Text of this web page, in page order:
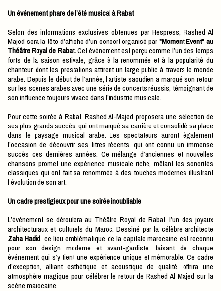
Un événement phare de l’été musical à Rabat
Selon des informations exclusives obtenues par Hespress, Rashed Al
Majed sera la tête d’affiche d’un concert organisé par"Moment Event" au
Théâtre Royal de Rabat.Cet événement est perçu comme l’un des temps
forts de la saison estivale, grâce à la renommée et à la popularité du
chanteur, dont les prestations attirent un large public à travers le monde
arabe. Depuis le début de l’année, l’artiste saoudien a marqué son retour
sur les scènes arabes avec une série de concerts réussis, témoignant de
son influence toujours vivace dans l’industrie musicale.
Pour cette soirée à Rabat, Rashed Al-Majed proposera une sélection de
ses plus grands succès, qui ont marqué sa carrière et consolidé sa place
dans le paysage musical arabe. Les spectateurs auront également
l’occasion de découvrir ses titres récents, qui ont connu un immense
succès ces dernières années. Ce mélange d’anciennes et nouvelles
chansons promet une expérience musicale riche, mêlant les sonorités
classiques qui ont fait sa renommée à des touches modernes illustrant
l’évolution de son art.
Un cadre prestigieux pour une soirée inoubliable
L’événement se déroulera au Théâtre Royal de Rabat, l’un des joyaux
architecturaux et culturels du Maroc. Dessiné par la célèbre architecte
Zaha Hadid, ce lieu emblématique de la capitale marocaine est reconnu
pour son design moderne et avant-gardiste, faisant de chaque
événement qui s’y tient une expérience unique et mémorable. Ce cadre
d’exception, alliant esthétique et acoustique de qualité, offrira une
atmosphère magique pour célébrer le retour de Rashed Al Majed sur la
scène marocaine.